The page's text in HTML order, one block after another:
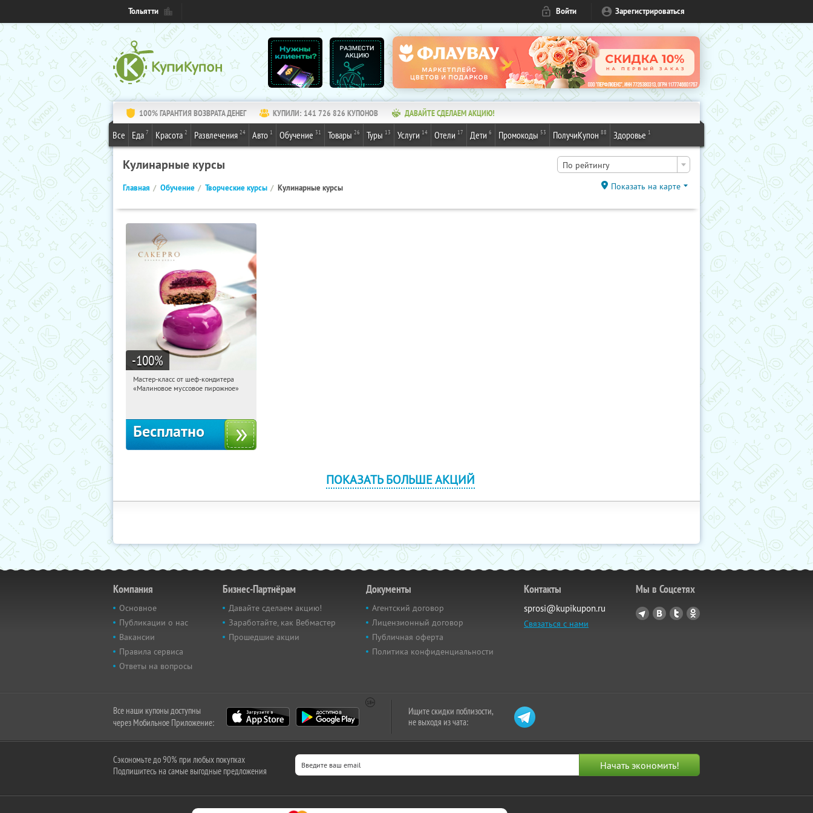
Тольятти Войти Зарегистрироваться
100% ГАРАНТИЯ ВОЗВРАТА ДЕНЕГ КУПИЛИ: 141 726 828 КУПОНОВ ДАВАЙТЕ СДЕЛАЕМ АКЦИЮ!
Все Еда 7 Красота 2 Развлечения 24 Авто 1 Обучение 31 Товары 26 Туры 13 Услуги 14 Отели 17 Дети 6 Промокоды 53 ПолучиКупон 88 Здоровье 1
Кулинарные курсы По рейтингу
Главная Обучение Творческие курсы Кулинарные курсы Показать на карте
-100%
11:05:14 Получили:
Мастер-класс от шеф-кондитера
«Малиновое муссовое пирожное»
Бесплатно
ПОКАЗАТЬ БОЛЬШЕ АКЦИЙ
Компания
Основное
Публикации о нас
Вакансии
Правила сервиса
Ответы на вопросы
Бизнес-Партнёрам
Давайте сделаем акцию!
Заработайте, как Вебмастер
Прошедшие акции
Документы
Агентский договор
Лицензионный договор
Публичная оферта
Политика конфиденциальности
Контакты
sprosi@kupikupon.ru
Связаться с нами
Мы в Соцсетях
Все наши купоны доступны
через Мобильное Приложение:
Ищите скидки поблизости,
не выходя из чата:
Сэкономьте до 90% при любых покупках
Подпишитесь на самые выгодные предложения